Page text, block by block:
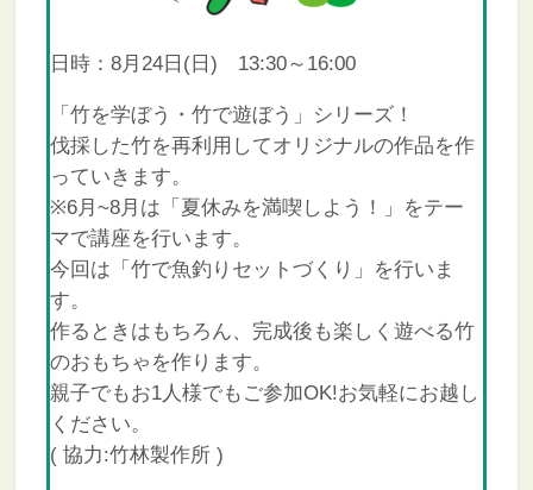
日時：8月24日(日) 13:30～16:00
「竹を学ぼう・竹で遊ぼう」シリーズ！
伐採した竹を再利用してオリジナルの作品を作
っていきます。
※6月~8月は「夏休みを満喫しよう！」をテー
マで講座を行います。
今回は「竹で魚釣りセットづくり」を行いま
す。
作るときはもちろん、完成後も楽しく遊べる竹
のおもちゃを作ります。
親子でもお1人様でもご参加OK!お気軽にお越し
ください。
( 協力:竹林製作所 )